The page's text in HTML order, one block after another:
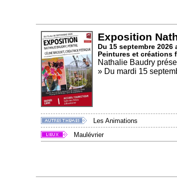
Exposition
Du 15 septembre 2026
Peintures et créations
Nathalie Baudry
» Du mardi 15
Les Animations
Maulévrier